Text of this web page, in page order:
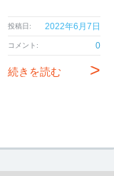
投稿日: 2022年6月7日
コメント: 0
続きを読む >